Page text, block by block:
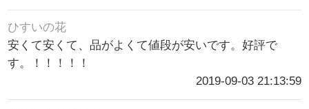
ひすいの花
安くて安くて、品がよくて値段が安いです。好評で
す。！！！！！
2019-09-03 21:13:59